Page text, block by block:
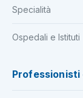
Specialità
Ospedali e Istituti